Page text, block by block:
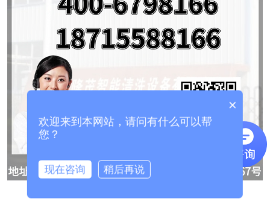
×
欢迎来到本网站，请问有什么可以帮
您？
现在咨询 稍后再说